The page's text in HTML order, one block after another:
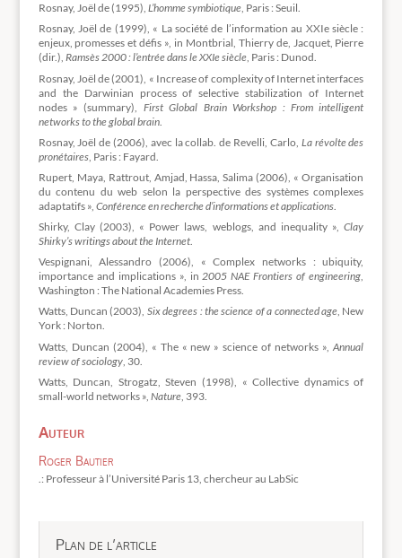
Rosnay, Joël de (1995), L’homme symbiotique, Paris : Seuil.
Rosnay, Joël de (1999), « La société de l’information au XXIe siècle :
enjeux, promesses et défis », in Montbrial, Thierry de, Jacquet, Pierre
(dir.), Ramsès 2000 : l’entrée dans le XXIe siècle, Paris : Dunod.
Rosnay, Joël de (2001), « Increase of complexity of Internet interfaces
and the Darwinian process of selective stabilization of Internet
nodes » (summary), First Global Brain Workshop : From intelligent
networks to the global brain.
Rosnay, Joël de (2006), avec la collab. de Revelli, Carlo, La révolte des
pronétaires, Paris : Fayard.
Rupert, Maya, Rattrout, Amjad, Hassa, Salima (2006), « Organisation
du contenu du web selon la perspective des systèmes complexes
adaptatifs », Conférence en recherche d’informations et applications.
Shirky, Clay (2003), « Power laws, weblogs, and inequality »,Clay
Shirky’s writings about the Internet.
Vespignani, Alessandro (2006), « Complex networks : ubiquity,
importance and implications », in2005 NAE Frontiers of engineering,
Washington : The National Academies Press.
Watts, Duncan (2003), Six degrees : the science of a connected age, New
York : Norton.
Watts, Duncan (2004), « The « new » science of networks »,Annual
review of sociology, 30.
Watts, Duncan, Strogatz, Steven (1998), « Collective dynamics of
small-world networks », Nature, 393.
Auteur
Roger Bautier
.: Professeur à l’Université Paris 13, chercheur au LabSic
Plan de l’article